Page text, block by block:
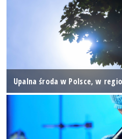
Upalna środa w Polsce, w